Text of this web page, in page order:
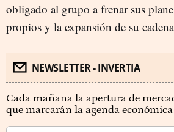
obligado al grupo a frenar sus
propios y la expansión de su
NEWSLETTER - INVERTIA
Cada mañana la apertura de
que marcarán la agenda económica